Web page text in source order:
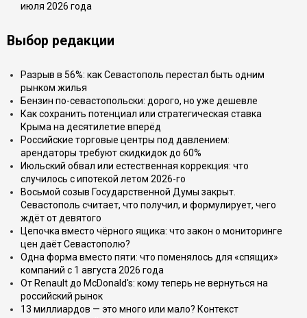
июля 2026 года
Выбор редакции
Разрыв в 56%: как Севастополь перестал быть одним
рынком жилья
Бензин по-севастопольски: дорого, но уже дешевле
Как сохранить потенциал или стратегическая ставка
Крыма на десятилетие вперёд
Российские торговые центры под давлением:
арендаторы требуют скидкидок до 60%
Июльский обвал или естественная коррекция: что
случилось с ипотекой летом 2026-го
Восьмой созыв Государственной Думы закрыт.
Севастополь считает, что получил, и формулирует, чего
ждёт от девятого
Цепочка вместо чёрного ящика: что закон о мониторинге
цен даёт Севастополю?
Одна форма вместо пяти: что поменялось для «спящих»
компаний с 1 августа 2026 года
От Renault до McDonald's: кому теперь не вернуться на
российский рынок
13 миллиардов — это много или мало? Контекст